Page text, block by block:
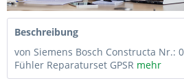
Beschreibung
von Siemens Bosch Constructa Nr.:
Fühler Reparaturset GPSR mehr